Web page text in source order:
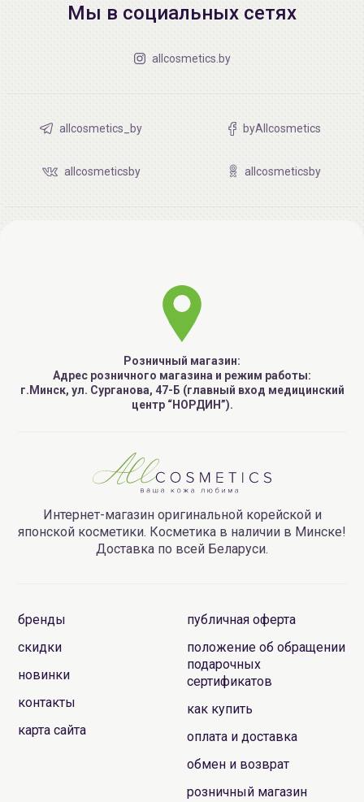
Мы в социальных сетях
allcosmetics.by
allcosmetics_by byAllcosmetics
allcosmeticsby allcosmeticsby
Розничный магазин:
Адрес розничного магазина и режим работы:
г.Минск, ул. Сурганова, 47-Б (главный вход медицинский
центр “НОРДИН”).
Интернет-магазин оригинальной корейской и
японской косметики. Косметика в наличии в Минске!
Доставка по всей Беларуси.
бренды
скидки
новинки
контакты
карта сайта
публичная оферта
положение об обращении
подарочных
сертификатов
как купить
оплата и доставка
обмен и возврат
розничный магазин